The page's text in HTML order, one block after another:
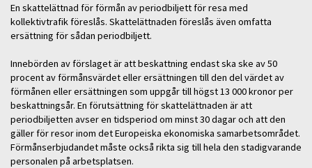
En skattelättnad för förmån av periodbiljett för resa med
kollektivtrafik föreslås. Skattelättnaden föreslås även omfatta
ersättning för sådan periodbiljett.
Innebörden av förslaget är att beskattning endast ska ske av 50
procent av förmånsvärdet eller ersättningen till den del värdet av
förmånen eller ersättningen som uppgår till högst 13 000 kronor per
beskattningsår. En förutsättning för skattelättnaden är att
periodbiljetten avser en tidsperiod om minst 30 dagar och att den
gäller för resor inom det Europeiska ekonomiska samarbetsområdet.
Förmånserbjudandet måste också rikta sig till hela den stadigvarande
personalen på arbetsplatsen.